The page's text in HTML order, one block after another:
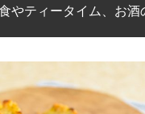
やティータイム、お